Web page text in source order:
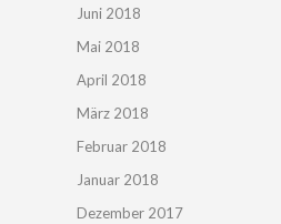
Juni 2018
Mai 2018
April 2018
März 2018
Februar 2018
Januar 2018
Dezember 2017